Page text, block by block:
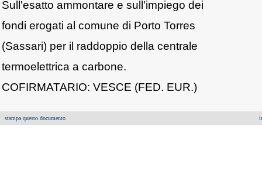
Sull'esatto ammontare e sull'impiego dei
fondi erogati al comune di Porto Torres
(Sassari) per il raddoppio della centrale
termoelettrica a carbone.
COFIRMATARIO: VESCE (FED. EUR.)
stampa questo documento